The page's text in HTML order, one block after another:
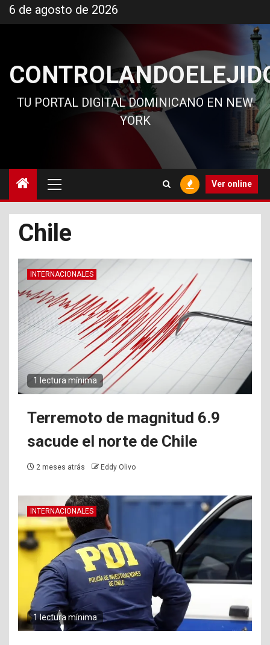
al
6 de agosto de 2026
TU PORTAL DIGITAL DOMINICANO EN NEW
YORK
principal
Ver online
Chile
INTERNACIONALES
1 lectura mínima
Terremoto de magnitud 6.9
sacude el norte de Chile
2 meses atrás Eddy Olivo
INTERNACIONALES
1 lectura mínima